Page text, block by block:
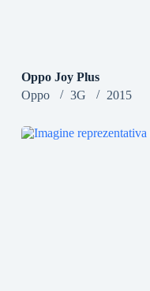
Oppo Joy Plus
Oppo
3G 2015